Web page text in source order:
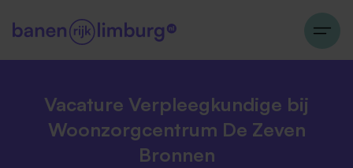
Vacature Verpleegkundige bij
Woonzorgcentrum De Zeven
Bronnen